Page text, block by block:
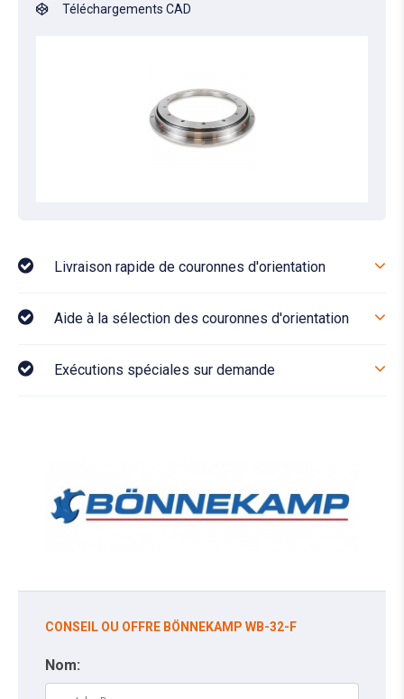
Téléchargements CAD
Livraison rapide de couronnes d'orientation
Aide à la sélection des couronnes d'orientation
Exécutions spéciales sur demande
CONSEIL OU OFFRE BÖNNEKAMP WB-32-F
Nom: